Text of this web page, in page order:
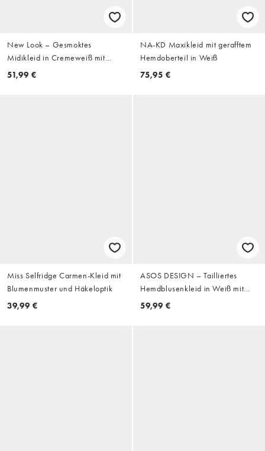
New Look – Gesmoktes
Midikleid in Cremeweiß mit
Blumenmuster
51,99 €
NA-KD Maxikleid mit gerafftem
Hemdoberteil in Weiß
75,95 €
Miss Selfridge Carmen-Kleid mit
Blumenmuster und Häkeloptik
39,99 €
ASOS DESIGN – Tailliertes
Hemdblusenkleid in Weiß mit
Lochstickerei
59,99 €